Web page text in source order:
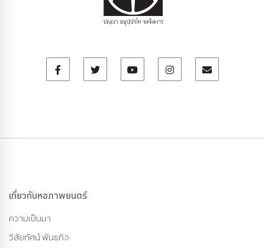
เกี่ยวกับหอภาพยนตร์
ความเป็นมา
วิสัยทัศน์ พันธกิจ